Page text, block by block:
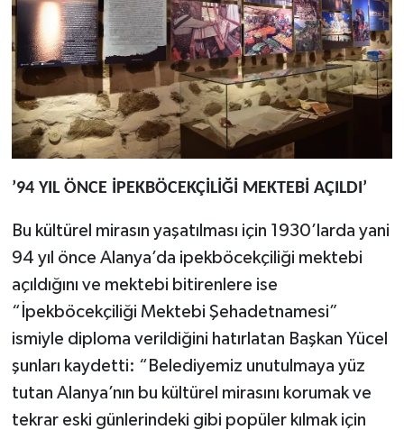
’94 YIL ÖNCE İPEKBÖCEKÇİLİĞİ MEKTEBİ AÇILDI’
Bu kültürel mirasın yaşatılması için 1930’larda yani
94 yıl önce Alanya’da ipekböcekçiliği mektebi
açıldığını ve mektebi bitirenlere ise
“İpekböcekçiliği Mektebi Şehadetnamesi”
ismiyle diploma verildiğini hatırlatan Başkan Yücel
şunları kaydetti: “Belediyemiz unutulmaya yüz
tutan Alanya’nın bu kültürel mirasını korumak ve
tekrar eski günlerindeki gibi popüler kılmak için